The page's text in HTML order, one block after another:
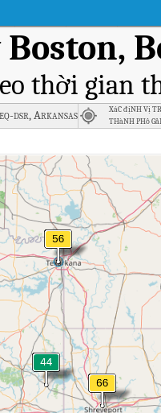
thời gian
dsr, Arkansas
XáC địNH Vị
THàNH PHố
New Boston, Bowie, Texas